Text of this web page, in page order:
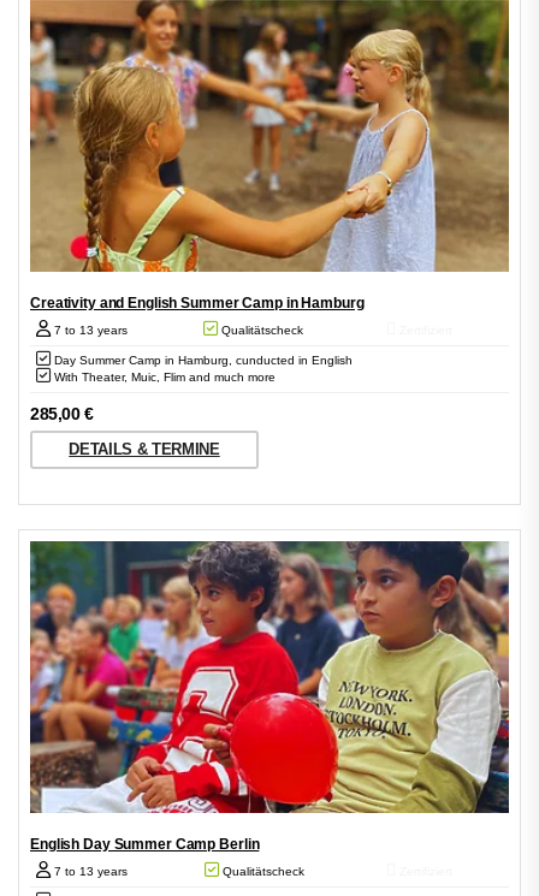
Creativity and English Summer Camp in Hamburg
7 to 13 years Qualitätscheck
Day Summer Camp in Hamburg, cunducted in English
With Theater, Muic, Flim and much more
285,00€
DETAILS & TERMINE
English Day Summer Camp Berlin
7 to 13 years Qualitätscheck